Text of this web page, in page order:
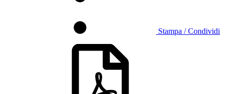
Stampa / Condividi